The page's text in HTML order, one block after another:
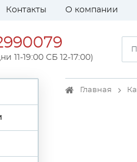
Контакты О компании
11-19:00 СБ 12-17:00)
Главная